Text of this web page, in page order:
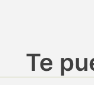
Te